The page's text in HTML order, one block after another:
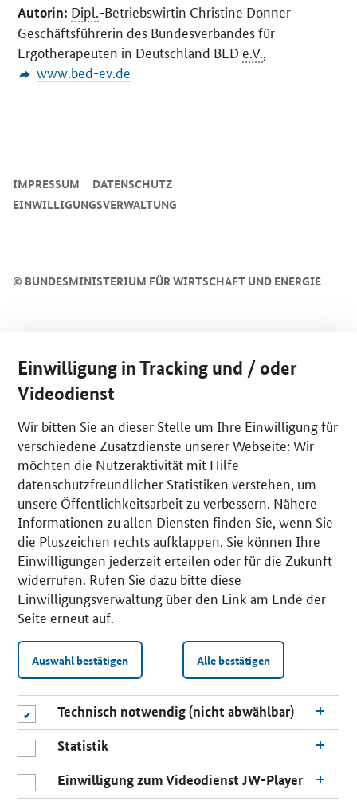
Autorin: Dipl. -Betriebswirtin Christine Donner
Geschäftsführerin des Bundesverbandes für
Ergotherapeuten in Deutschland BED e.V.
www.bed-ev.de
© BUNDESMINISTERIUM FÜR WIRTSCHAFT UND ENERGIE
IMPRESSUM
DATENSCHUTZ
EINWILLIGUNGSVERWALTUNG
Einwilligung in Tracking und / oder
Videodienst
Wir bitten Sie an dieser Stelle um Ihre Einwilligung für
verschiedene Zusatzdienste unserer Webseite: Wir
möchten die Nutzeraktivität mit Hilfe
datenschutzfreundlicher Statistiken verstehen, um
unsere Öffentlichkeitsarbeit zu verbessern. Nähere
Informationen zu allen Diensten finden Sie, wenn Sie
die Pluszeichen rechts aufklappen. Sie können Ihre
Einwilligungen jederzeit erteilen oder für die Zukunft
widerrufen. Rufen Sie dazu bitte diese
Einwilligungsverwaltung über den Link am Ende der
Seite erneut auf.
Auswahl bestätigen Alle bestätigen
Technisch notwendig (nicht abwählbar)
Statistik
Einwilligung zum Videodienst JW-Player